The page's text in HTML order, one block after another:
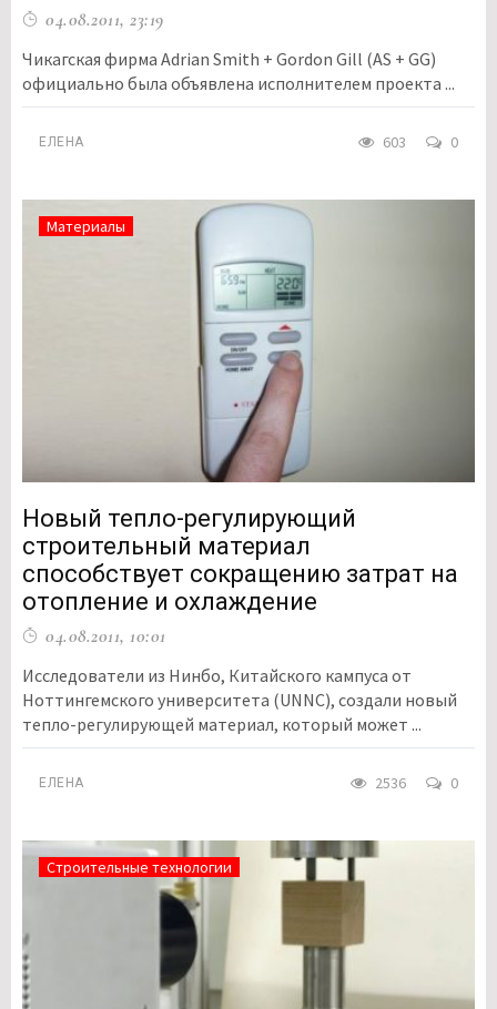
04.08.2011, 23:19
Чикагская фирма Adrian Smith + Gordon Gill (AS + GG)
официально была объявлена исполнителем проекта ...
ЕЛЕНА 603 0
Материалы
Новый тепло-регулирующий
строительный материал
способствует сокращению затрат на
отопление и охлаждение
04.08.2011, 10:01
Исследователи из Нинбо, Китайского кампуса от
Ноттингемского университета (UNNC), создали новый
тепло-регулирующей материал, который может ...
ЕЛЕНА 2536 0
Строительные технологии